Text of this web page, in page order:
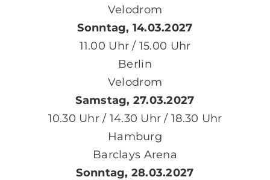
Velodrom
Sonntag, 14.03.2027
11.00 Uhr / 15.00 Uhr
Berlin
Velodrom
Samstag, 27.03.2027
10.30 Uhr / 14.30 Uhr / 18.30 Uhr
Hamburg
Barclays Arena
Sonntag, 28.03.2027